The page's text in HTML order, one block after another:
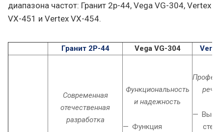
диапазона частот: Гранит 2р-44, Vega VG-304, Vertex
VX-451 и Vertex VX-454.
Гранит 2Р-44 Vega VG-304
Современная
отечественная
разработка
Функциональность
и надежность
Функция